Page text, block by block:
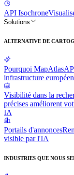
API Isochrone
Solutions
ALTERNATIVE DE
Pourquoi MapAtlas
infrastructure
Visibilité dans la
précises améliorent
IA
Portails d'annonces
visible par l'IA
INDUSTRIES QUE NOUS